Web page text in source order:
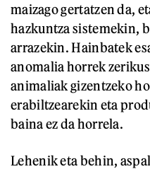
maizago gertatzen da,
hazkuntza sistemekin,
arrazekin. Hainbatek
anomalia horrek
animaliak gizentzeko
erabiltzearekin eta
baina ez da horrela.
Lehenik eta behin,